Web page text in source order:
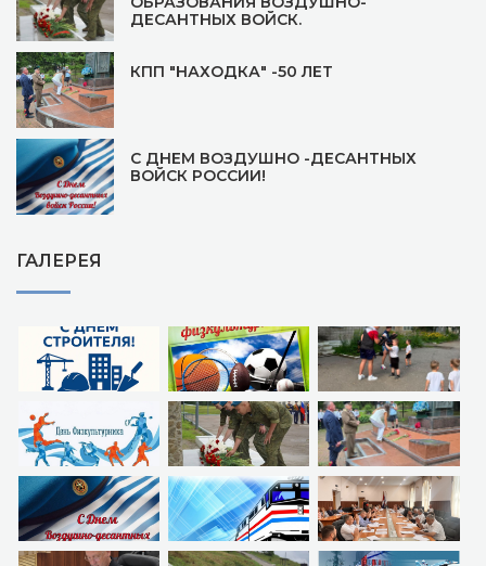
ДЕСАНТНЫХ ВОЙСК.
КПП "НАХОДКА" -50 ЛЕТ
С ДНЕМ ВОЗДУШНО -ДЕСАНТНЫХ
ВОЙСК РОССИИ!
ГАЛЕРЕЯ